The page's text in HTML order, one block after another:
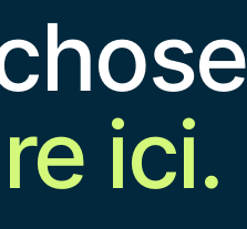
ici.